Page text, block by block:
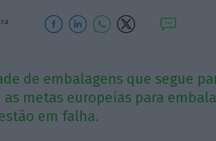
de embalagens que segue
as metas europeias para
em falha.